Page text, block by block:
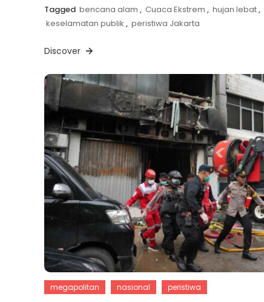
Tagged bencana alam , Cuaca Ekstrem , hujan lebat,
keselamatan publik , peristiwa Jakarta
Discover
megapolitan nasional peristiwa